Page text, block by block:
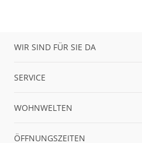
WIR SIND FÜR SIE DA
SERVICE
WOHNWELTEN
ÖFFNUNGSZEITEN